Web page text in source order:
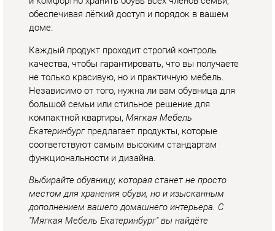
компактной квартиры, Мягкая Мебель
Екатеринбургпредлагает продукты, которые
соответствуют самым высоким стандартам
функциональности и дизайна.
Выбирайте обувницу, которая станет не просто
местом для хранения обуви, но и изысканным
дополнением вашего домашнего интерьера. С
"Мягкая Мебель Екатеринбург" вы найдёте
идеальное сочетание стиля, качества и
практичности.
info@soft-ekb.ru +7 (903) 000-00-00
КАТАЛОГ ИНФОРМАЦИЯ ГОРОДА